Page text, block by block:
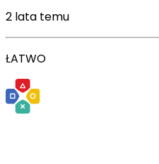
2 lata temu
ŁATWO